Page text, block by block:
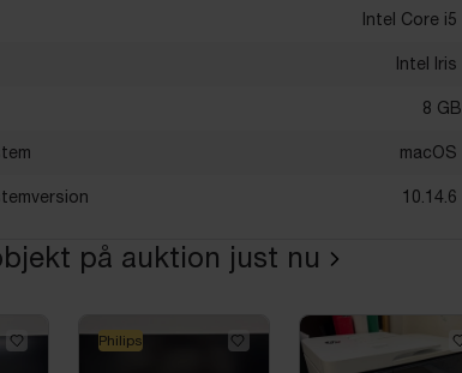
Intel Core i5
Intel Iris
8 GB
macOS
10.14.6
på auktion just nu
Philips